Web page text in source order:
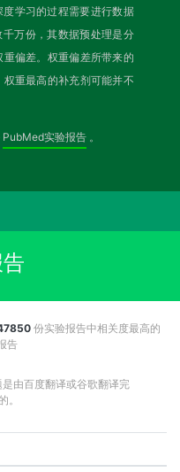
学习的过程需要进行数据
万份，其数据预处理是分
偏差。权重偏差所带来的
重最高的补充剂可能并不
PubMed实验报告 。
份实验报告中相关度最高的
告
由百度翻译或谷歌翻译完
。